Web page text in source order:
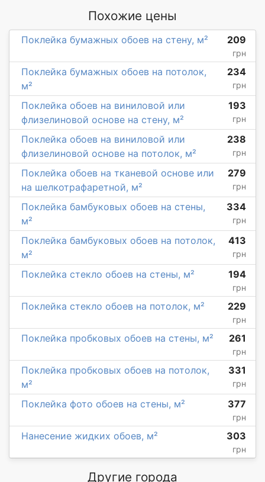
Похожие цены
Поклейка бумажных обоев на стену, м² 209
грн
Поклейка бумажных обоев на потолок,
м²
234
грн
Поклейка обоев на виниловой или
флизелиновой основе на стену, м²
193
грн
Поклейка обоев на виниловой или
флизелиновой основе на потолок, м²
238
грн
Поклейка обоев на тканевой основе или
на шелкотрафаретной, м²
279
грн
Поклейка бамбуковых обоев на стены,
м²
334
грн
Поклейка бамбуковых обоев на потолок,
м²
413
грн
Поклейка стекло обоев на стены, м² 194
грн
Поклейка стекло обоев на потолок, м² 229
грн
Поклейка пробковых обоев на стены, м² 261
грн
Поклейка пробковых обоев на потолок,
м²
331
грн
Поклейка фото обоев на стены, м² 377
грн
Нанесение жидких обоев, м² 303
грн
Другие города